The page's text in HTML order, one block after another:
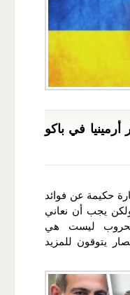
في باكو
حكيمة عن فوائد
يجب أن نعاني
ليست هي
يتوقون للمزيد